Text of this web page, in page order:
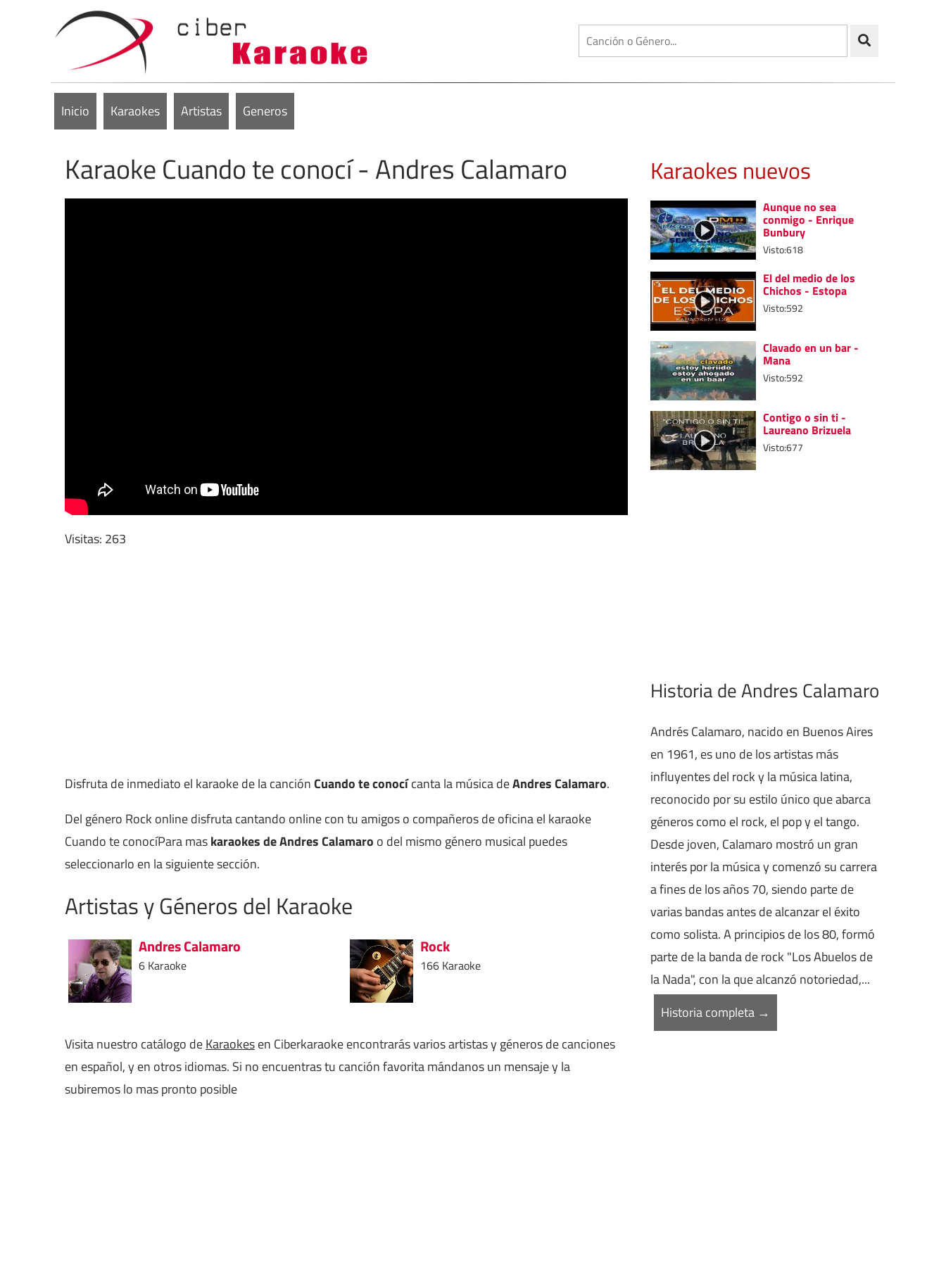
Inicio Karaokes Artistas Generos
Karaoke Cuando te conocí - Andres Calamaro
Visitas: 263
Disfruta de inmediato el karaoke de la canciónCuando te conocícanta la música deAndres Calamaro.
Del género Rock online disfruta cantando online con tu amigos o compañeros de oficina el karaoke
Cuando te conocíPara maskaraokes de Andres Calamaro o del mismo género musical puedes
seleccionarlo en la siguiente sección.
Artistas y Géneros del Karaoke
Andres Calamaro
6 Karaoke
Rock
166 Karaoke
Visita nuestro catálogo deKaraokesen Ciberkaraoke encontrarás varios artistas y géneros de canciones
en español, y en otros idiomas. Si no encuentras tu canción favorita mándanos un mensaje y la
subiremos lo mas pronto posible
Karaokes nuevos
Aunque no sea
conmigo - Enrique
Bunbury
Visto:618
El del medio de los
Chichos - Estopa
Visto:592
Clavado en un bar -
Mana
Visto:592
Contigo o sin ti -
Laureano Brizuela
Visto:677
Historia de Andres Calamaro
Andrés Calamaro, nacido en Buenos Aires
en 1961, es uno de los artistas más
influyentes del rock y la música latina,
reconocido por su estilo único que abarca
géneros como el rock, el pop y el tango.
Desde joven, Calamaro mostró un gran
interés por la música y comenzó su carrera
a fines de los años 70, siendo parte de
varias bandas antes de alcanzar el éxito
como solista. A principios de los 80, formó
parte de la banda de rock "Los Abuelos de
la Nada", con la que alcanzó notoriedad,...
Historia completa →